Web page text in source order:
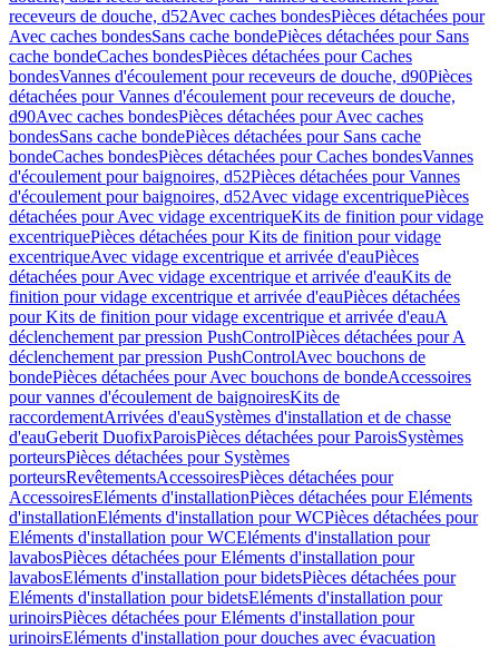
receveurs de douche, d52Avec caches bondesPièces détachées pour
Avec caches bondesSans cache bondePièces détachées pour Sans
cache bondeCaches bondesPièces détachées pour Caches
bondesVannes d'écoulement pour receveurs de douche, d90Pièces
détachées pour Vannes d'écoulement pour receveurs de douche,
d90Avec caches bondesPièces détachées pour Avec caches
bondesSans cache bondePièces détachées pour Sans cache
bondeCaches bondesPièces détachées pour Caches bondesVannes
d'écoulement pour baignoires, d52Pièces détachées pour Vannes
d'écoulement pour baignoires, d52Avec vidage excentriquePièces
détachées pour Avec vidage excentriqueKits de finition pour vidage
excentriquePièces détachées pour Kits de finition pour vidage
excentriqueAvec vidage excentrique et arrivée d'eauPièces
détachées pour Avec vidage excentrique et arrivée d'eauKits de
finition pour vidage excentrique et arrivée d'eauPièces détachées
pour Kits de finition pour vidage excentrique et arrivée d'eauA
déclenchement par pression PushControlPièces détachées pour A
déclenchement par pression PushControlAvec bouchons de
bondePièces détachées pour Avec bouchons de bondeAccessoires
pour vannes d'écoulement de baignoiresKits de
raccordementArrivées d'eauSystèmes d'installation et de chasse
d'eauGeberit DuofixParoisPièces détachées pour ParoisSystèmes
porteursPièces détachées pour Systèmes
porteursRevêtementsAccessoiresPièces détachées pour
AccessoiresEléments d'installationPièces détachées pour Eléments
d'installationEléments d'installation pour WCPièces détachées pour
Eléments d'installation pour WCEléments d'installation pour
lavabosPièces détachées pour Eléments d'installation pour
lavabosEléments d'installation pour bidetsPièces détachées pour
Eléments d'installation pour bidetsEléments d'installation pour
urinoirsPièces détachées pour Eléments d'installation pour
urinoirsEléments d'installation pour douches avec évacuation